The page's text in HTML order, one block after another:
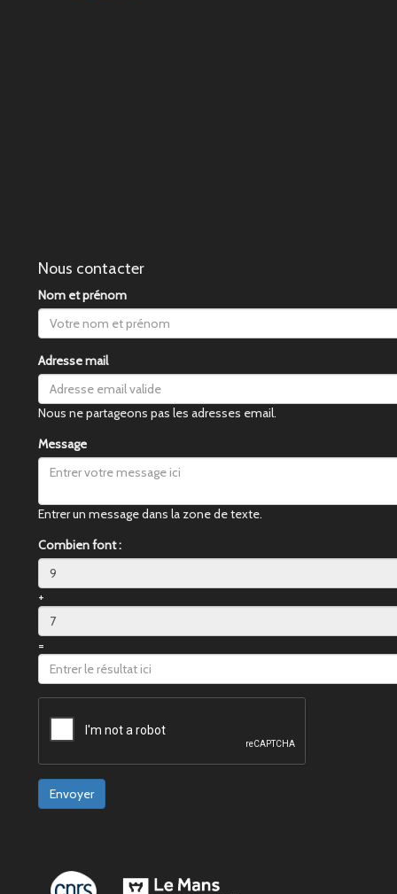
Nous contacter
Nom et prénom
Adresse mail
Nous ne partageons pas les adresses email.
Message
Entrer un message dans la zone de texte.
Combien font :
+
=
Envoyer